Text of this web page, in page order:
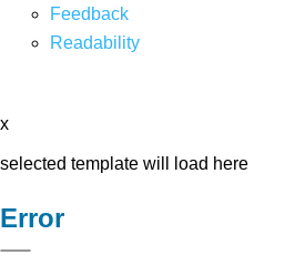
Feedback
Readability
x
selected template will load here
Error